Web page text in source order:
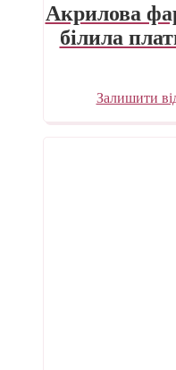
Акрилова
білила
Залишити